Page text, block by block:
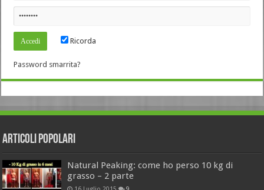
Ricorda
Password smarrita?
Articoli Popolari
Natural Peaking: come ho perso 10 kg di
grasso – 2 parte